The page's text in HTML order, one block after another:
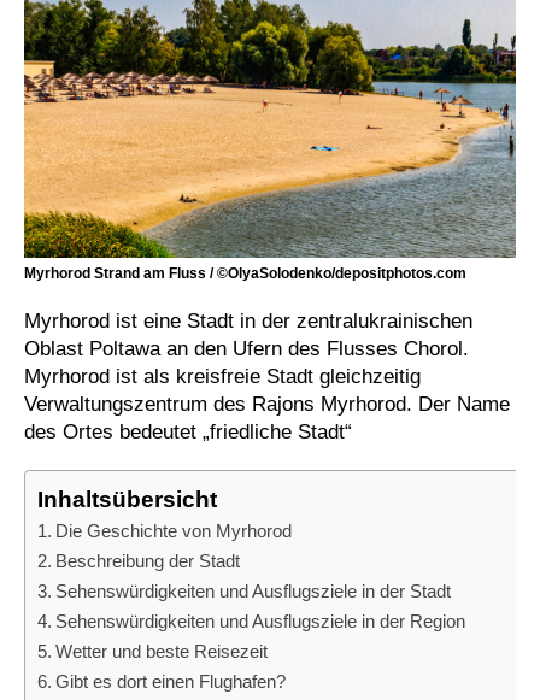
Myrhorod Strand am Fluss / ©OlyaSolodenko/depositphotos.com
Myrhorod ist eine Stadt in der zentralukrainischen
Oblast Poltawa an den Ufern des Flusses Chorol.
Myrhorod ist als kreisfreie Stadt gleichzeitig
Verwaltungszentrum des Rajons Myrhorod. Der Name
des Ortes bedeutet „friedliche Stadt“
Inhaltsübersicht
Die Geschichte von Myrhorod
Beschreibung der Stadt
Sehenswürdigkeiten und Ausflugsziele in der Stadt
Sehenswürdigkeiten und Ausflugsziele in der Region
Wetter und beste Reisezeit
Gibt es dort einen Flughafen?